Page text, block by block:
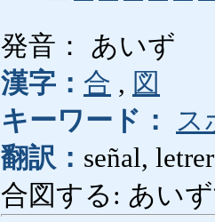
発音： あいず
漢字： 合 , 図
キーワード：
ス
翻訳： señal,
合図する: あいず